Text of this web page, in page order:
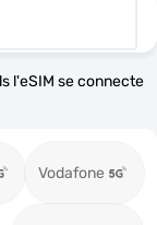
l'eSIM se connecte
Vodafone